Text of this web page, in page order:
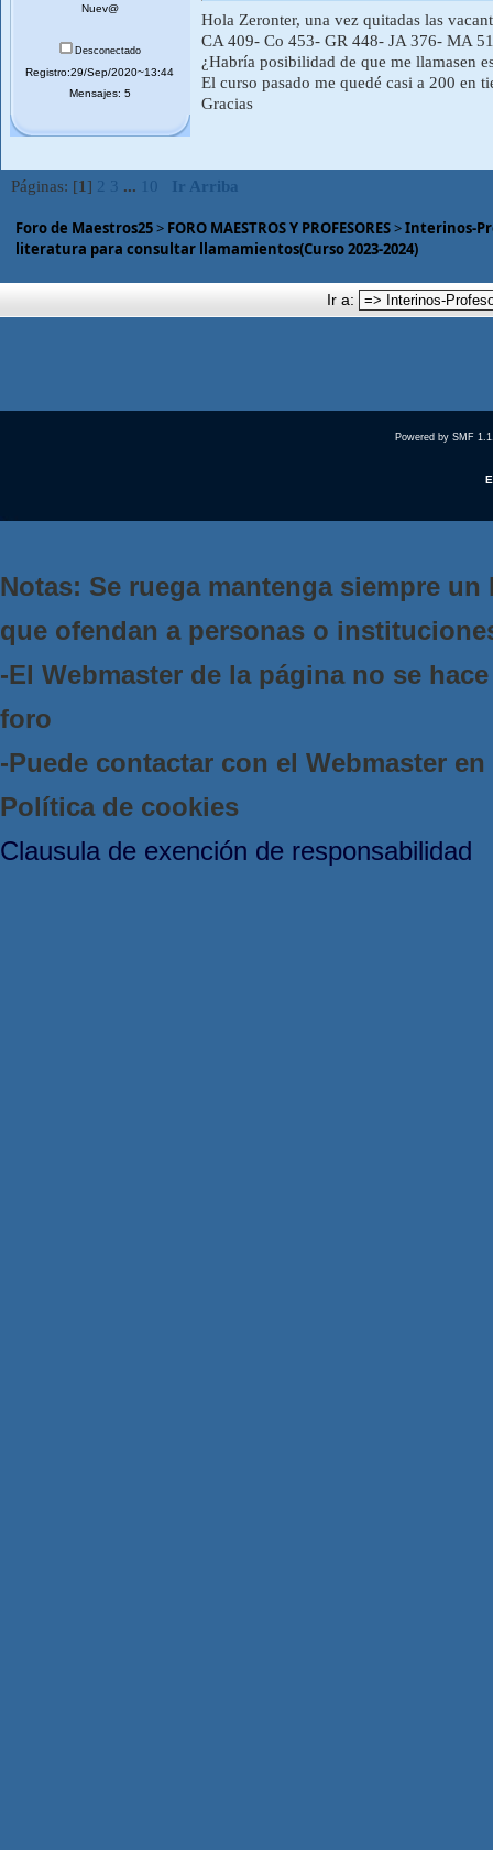
Nuev@
Desconectado
Registro:29/Sep/2020~13:44
Mensajes: 5
Hola Zeronter, una vez quitadas las
CA 409- Co 453- GR 448- JA 376- MA
¿Habría posibilidad de que me llamasen
El curso pasado me quedé casi a 200 en
Gracias
Páginas: [1] 2 3 ... 10 Ir Arriba
Foro de Maestros25> FORO MAESTROS Y PROFESORES>Interinos-
literatura para consultar llamamientos(Curso 2023-2024)
Ir a:
Powered by SMF
Notas: Se ruega mantenga siempre
que ofendan a personas o
-El Webmaster de la página no se
foro
-Puede contactar con el Webmaster
Política de cookies
Clausula de exención de responsabilidad